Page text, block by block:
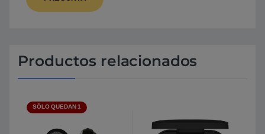
Productos relacionados
SÓLO QUEDAN 1